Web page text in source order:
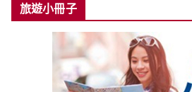
旅遊小冊子